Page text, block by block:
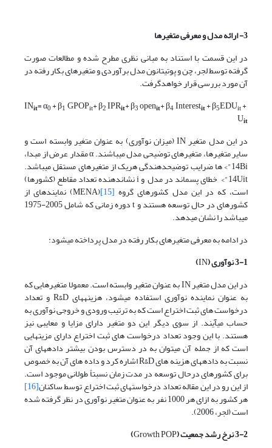
3- ارائه مدل و معرفی متغیرها
در این قسمت با استناد به مبانی نظری مطرح شده و مطالعات صورت
گرفته توسط لجر، چن و پوتیتانون مدل برآوردی و متغیرهای بکار رفته در
آن مورد بررسی قرار خواهدگرفت.
IN
it= α0 + β1 GPOPit+ β2IPRit+ β3openit+ β4Interestit+ β5EDUit+
Uit
در این مدل متغیر IN (میزان نوآوری) به عنوان متغیر وابسته است و
سایر متغیرها، متغیرهای توضیحی مدل می­باشند. α مقدار عرض از مبدا،
14Bi"> ­ها ضرایب توضیح­دهندگی هر­یک از متغیرهای مستقل می­باشد.
14Uit"> خطای پسماند در مدل و i نشان­دهنده تعداد مقاطع (کشورها)
است، که در این مدل کشورهای گروه [15] (MENA) نماینده­ای از
کشورهای در حال توسعه هستند و t دوره زمانی که شامل 2005-1975
می­باشد را نشان می­دهد.
در ادامه به معرفی متغیرهای بکار رفته در مدل پرداخته می­شود:
3-1 نوآوری (
IN
)
در این مدل متغیر IN به عنوان متغیر وابسته است. معمولا متغیرهایی که
به عنوان نماینده نوآوری استفاده می­شود، هزینه­های R&D و تعداد
درخواست های ثبت اختراع است که به ترتیب ورودی و خروجی نوآوری به
حساب می­آیند. از سوی دیگر این دو متغیر دارای مزایا و معایبی نیز
هستند. با این وجود تعداد درخواست های ثبت اختراع دارای مزیت­هایی
است که از جمله آن می­توان به در دسترس بودن بیشتر داده­­های آن
نسبت به داده­های هزینه های R&D اشاره کرد و داده های آن به خصوص
برای کشورهای درحال توسعه در مدت زمان نسبتاً طولانی موجود است.
از این رو در این مقاله تعداد درخواست­های ثبت اختراع توسط ساکنان[16]
هر کشور به ازای هر 1000 نفر به عنوان متغیر نوآوری در نظر گرفته شده
است (لجر، 2006).
3-2 نرخ رشد جمعیت (
Growth POP
)